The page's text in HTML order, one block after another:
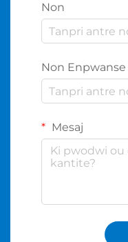
Non
Non Enpwanse
Mesaj